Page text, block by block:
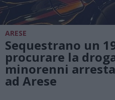
ARESE
Sequestrano un
procurare la
minorenni
ad Arese